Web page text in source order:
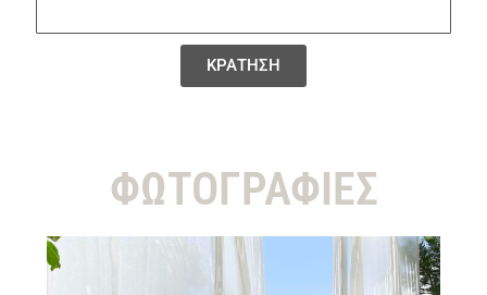
ΚΡΑΤΗΣΗ
ΦΩΤΟΓΡΑΦΙΕΣ